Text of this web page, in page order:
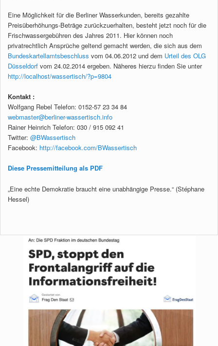
Eine Möglichkeit für die Berliner Wasserkunden, bereits gezahlte
Preisüberhöhungs-Beträge zurückzuerhalten, besteht jetzt noch für die
Frischwassergebühren des Jahres 2011. Hier können noch
privatrechtlich Ansprüche geltend gemacht werden, die sich aus dem
Bundeskartellamtsbeschluss vom 04.06.2012 und dem Urteil des OLG
Düsseldorf vom 24.02.2014 ergeben. Näheres hierzu finden Sie unter
http://localhost/wassertisch/?p=9804
Kontakt :
Wolfgang Rebel Telefon: 0152-57 23 34 84
webmaster@berliner-wassertisch.info
Rainer Heinrich Telefon: 030 / 915 092 41
Twitter: @BWassertisch
Facebook: http://facebook.com/BWassertisch
Diese Pressemitteilung als PDF
„Eine echte Demokratie braucht eine unabhängige Presse.“ (Stéphane
Hessel)